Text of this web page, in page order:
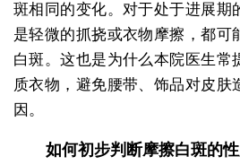
斑相同的变化。对于处于进展期
是轻微的抓挠或衣物摩擦，都可
白斑。这也是为什么本院医生常
质衣物，避免腰带、饰品对皮肤
因。
如何初步判断摩擦白斑的